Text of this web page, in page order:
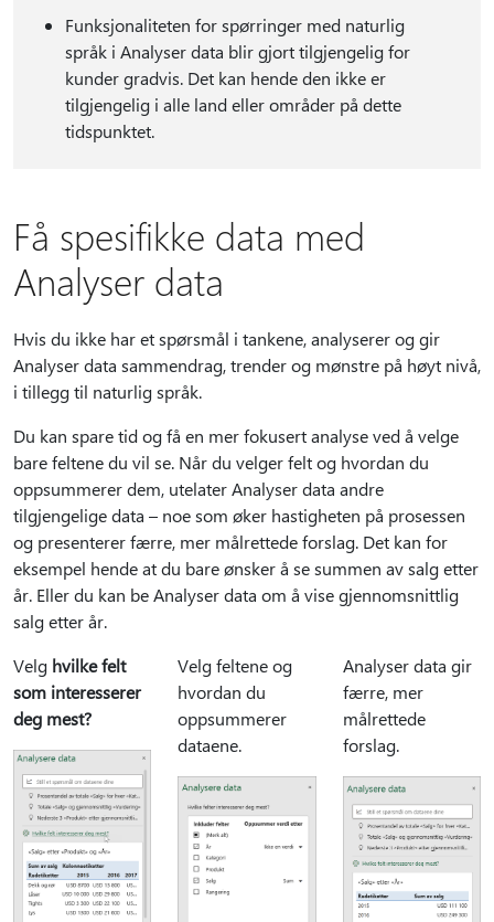
Funksjonaliteten for spørringer med naturlig
språk i Analyser data blir gjort tilgjengelig for
kunder gradvis. Det kan hende den ikke er
tilgjengelig i alle land eller områder på dette
tidspunktet.
Få spesifikke data med
Analyser data
Hvis du ikke har et spørsmål i tankene, analyserer og gir
Analyser data sammendrag, trender og mønstre på høyt nivå,
i tillegg til naturlig språk.
Du kan spare tid og få en mer fokusert analyse ved å velge
bare feltene du vil se. Når du velger felt og hvordan du
oppsummerer dem, utelater Analyser data andre
tilgjengelige data – noe som øker hastigheten på prosessen
og presenterer færre, mer målrettede forslag. Det kan for
eksempel hende at du bare ønsker å se summen av salg etter
år. Eller du kan be Analyser data om å vise gjennomsnittlig
salg etter år.
Velg hvilke felt
som interesserer
deg mest?
Velg feltene og
hvordan du
oppsummerer
dataene.
Analyser data gir
færre, mer
målrettede
forslag.